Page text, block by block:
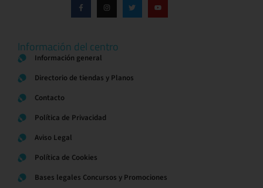
Información del centro
Información general
Directorio de tiendas y Planos
Contacto
Política de Privacidad
Aviso Legal
Política de Cookies
Bases legales Concursos y Promociones